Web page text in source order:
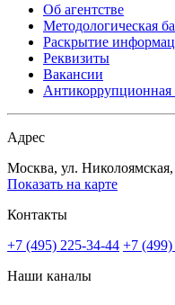
Об агентстве
Методологическая
Раскрытие
Реквизиты
Вакансии
Антикоррупционная
Адрес
Москва, ул.
Показать на карте
Контакты
+7 (495) 225-34-44 +7 (499)
Наши каналы